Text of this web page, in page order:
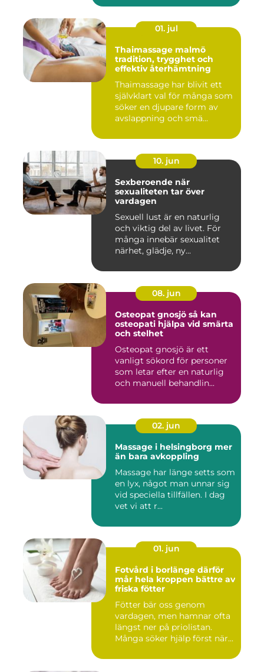
01. jul
Thaimassage malmö
tradition, trygghet och
effektiv återhämtning
Thaimassage har blivit ett
självklart val för många som
söker en djupare form av
avslappning och smä...
10. jun
Sexberoende när
sexualiteten tar över
vardagen
Sexuell lust är en naturlig
och viktig del av livet. För
många innebär sexualitet
närhet, glädje, ny...
08. jun
Osteopat gnosjö så kan
osteopati hjälpa vid smärta
och stelhet
Osteopat gnosjö är ett
vanligt sökord för personer
som letar efter en naturlig
och manuell behandlin...
02. jun
Massage i helsingborg mer
än bara avkoppling
Massage har länge setts som
en lyx, något man unnar sig
vid speciella tillfällen. I dag
vet vi att r...
01. jun
Fotvård i borlänge därför
mår hela kroppen bättre av
friska fötter
Fötter bär oss genom
vardagen, men hamnar ofta
längst ner på priolistan.
Många söker hjälp först när...